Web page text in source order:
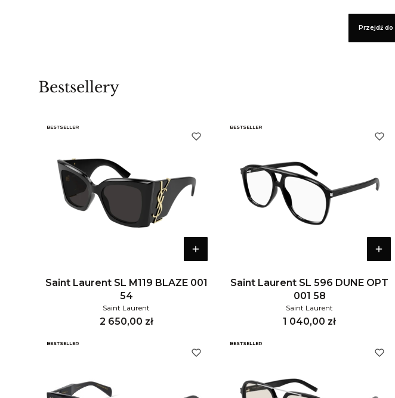
Przejdź do
Bestsellery
BESTSELLER
Saint Laurent SL M119 BLAZE 001
54
Saint Laurent
Cena
2 650,00 zł
BESTSELLER
Saint Laurent SL 596 DUNE OPT
001 58
Saint Laurent
Cena
1 040,00 zł
BESTSELLER BESTSELLER